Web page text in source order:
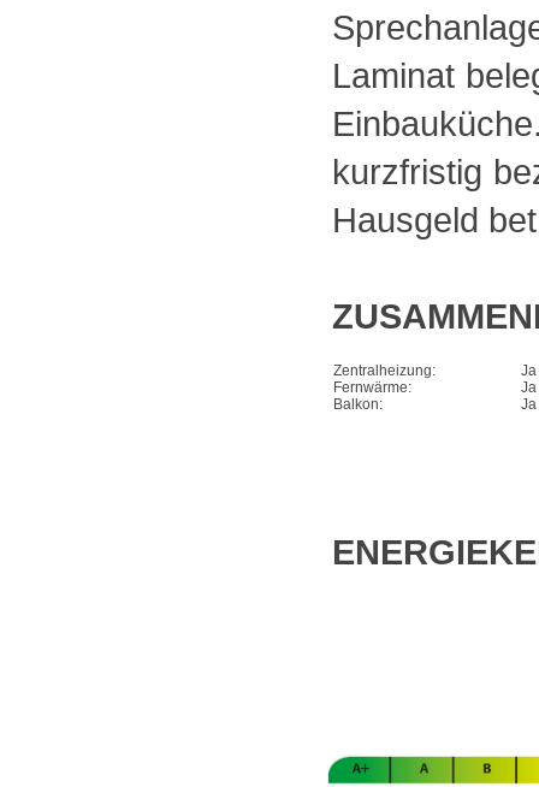
Laminat
kurzfristig
Hausgeld
Zentralheizung:
Fernwärme:
Balkon:
Ja
Ja
Ja